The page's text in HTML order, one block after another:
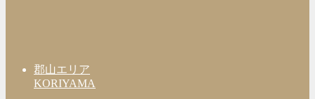
郡山エリア
KORIYAMA